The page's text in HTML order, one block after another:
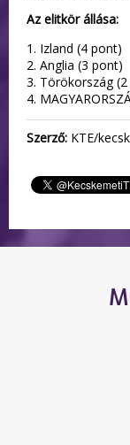
Az elitkör állása:
1. Izland (4 pont)
2. Anglia (3 pont)
3. Törökország
4.
Szerző: KTE/